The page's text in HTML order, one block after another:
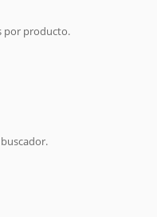
por producto.